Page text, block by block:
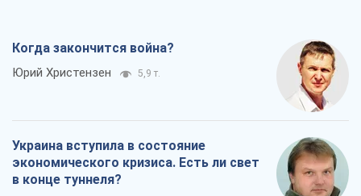
Когда закончится война?
Юрий Христензен 5,9 т.
Украина вступила в состояние
экономического кризиса. Есть ли свет
в конце туннеля?